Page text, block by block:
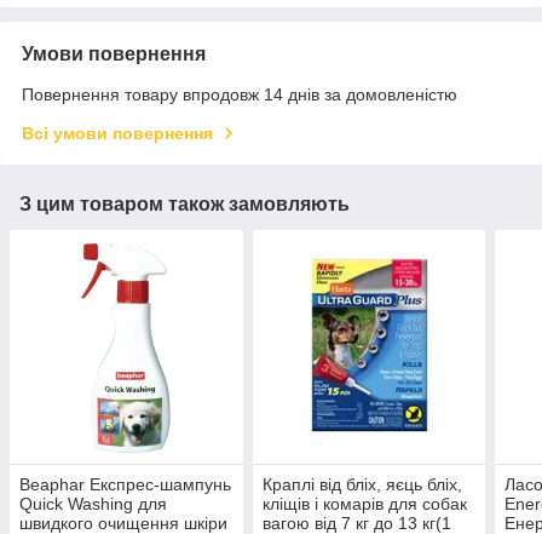
Умови повернення
Повернення товару впродовж 14 днів за домовленістю
Всі умови повернення
З цим товаром також замовляють
Beaphar Експрес-шампунь
Quick Washing для
швидкого очищення шкіри
Краплі від бліх, яєць бліх,
кліщів і комарів для собак
вагою від 7 кг до 13 кг(1